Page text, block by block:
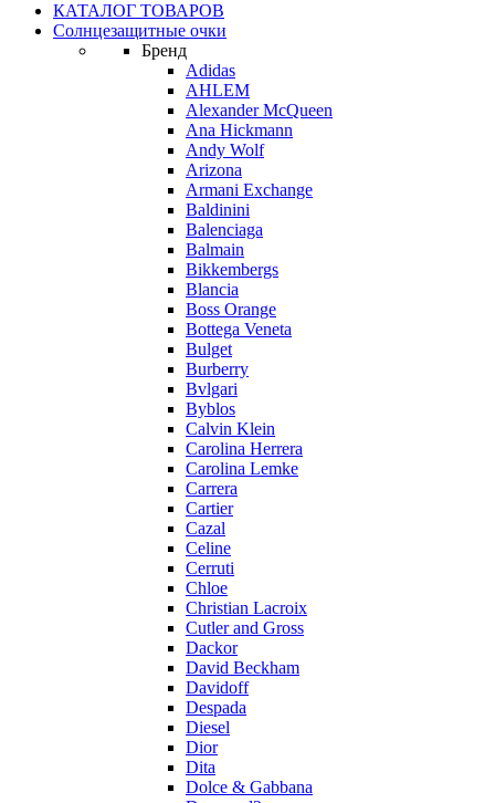
КАТАЛОГ ТОВАРОВ
Солнцезащитные очки
Бренд
Adidas
AHLEM
Alexander McQueen
Ana Hickmann
Andy Wolf
Arizona
Armani Exchange
Baldinini
Balenciaga
Balmain
Bikkembergs
Blancia
Boss Orange
Bottega Veneta
Bulget
Burberry
Bvlgari
Byblos
Calvin Klein
Carolina Herrera
Carolina Lemke
Carrera
Cartier
Cazal
Celine
Cerruti
Chloe
Christian Lacroix
Cutler and Gross
Dackor
David Beckham
Davidoff
Despada
Diesel
Dior
Dita
Dolce & Gabbana